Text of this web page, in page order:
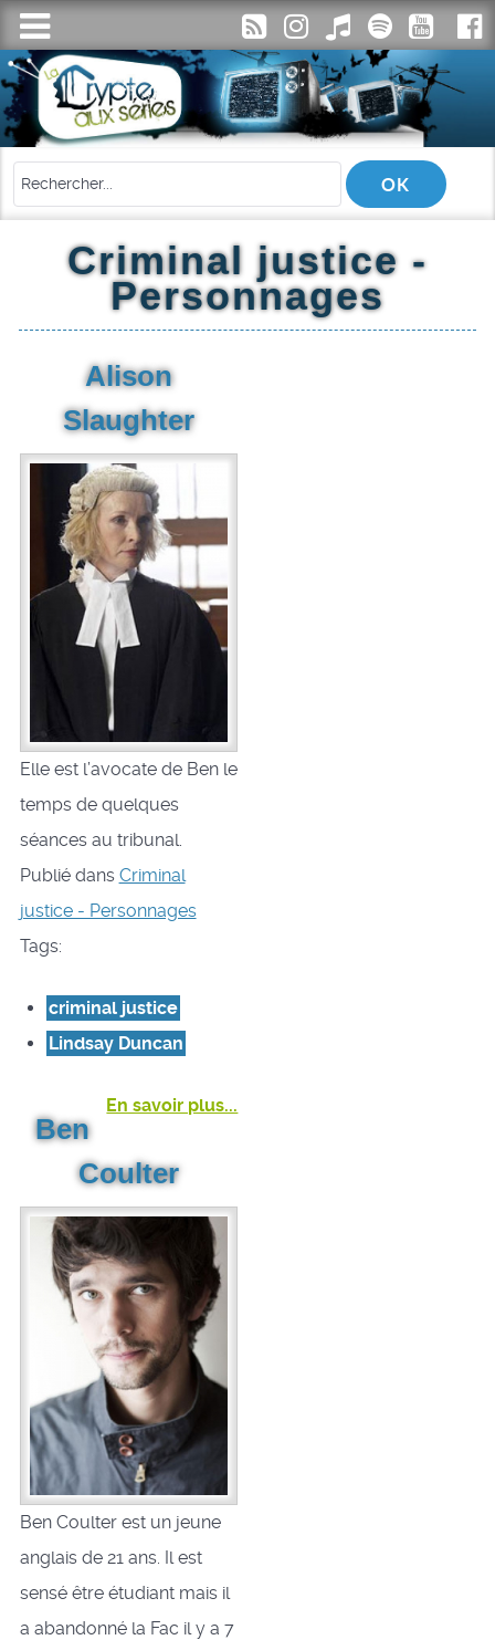
Criminal justice -
Personnages
Alison
Slaughter
Elle est l’avocate de Ben le
temps de quelques
séances au tribunal.
Publié dans Criminal
justice - Personnages
Tags:
criminal justice
Lindsay Duncan
En savoir plus...
Ben
Coulter
Ben Coulter est un jeune
anglais de 21 ans. Il est
sensé être étudiant mais il
a abandonné la Fac il y a 7